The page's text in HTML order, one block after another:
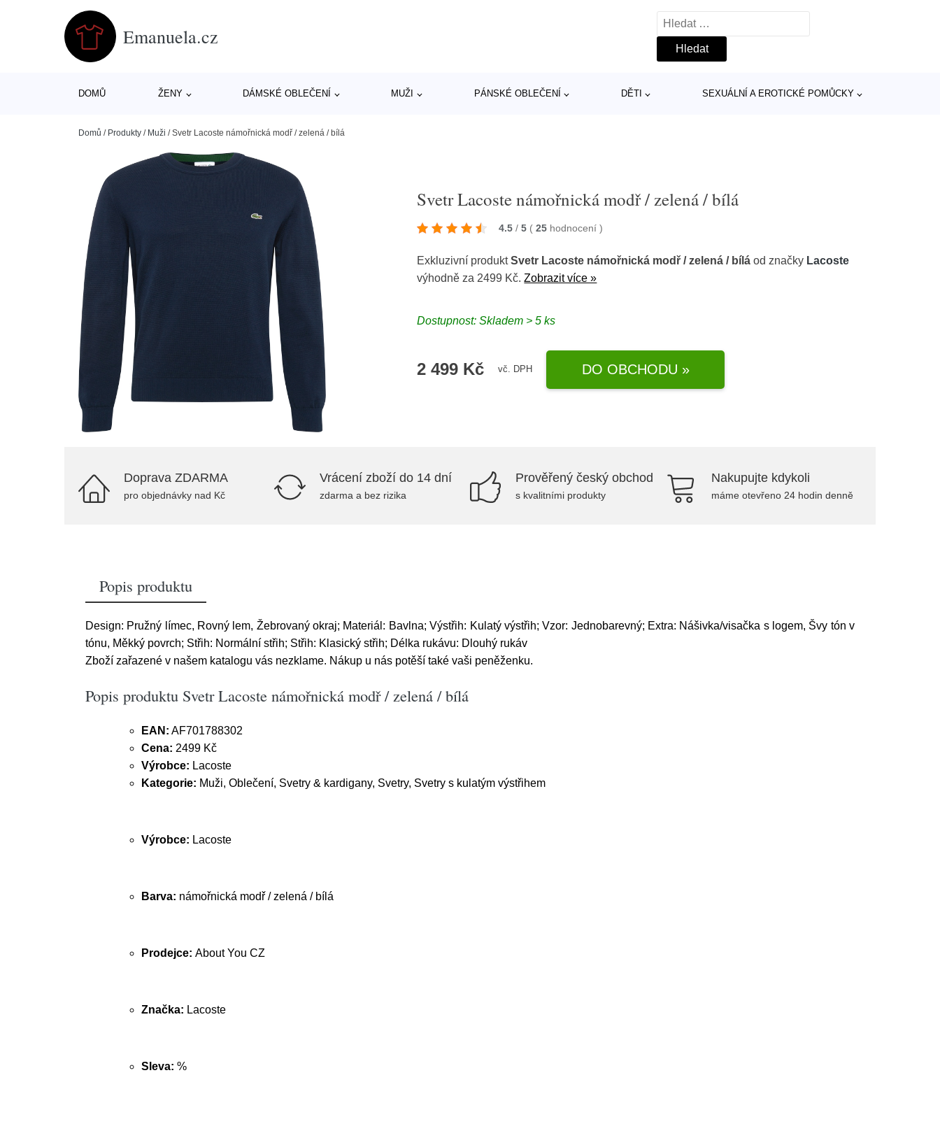
Emanuela.cz
Vyhledávání
DOMŮ ŽENY DÁMSKÉ OBLEČENÍ MUŽI PÁNSKÉ OBLEČENÍ DĚTI SEXUÁLNÍ A EROTICKÉ POMŮCKY
Domů / Produkty / Muži /Svetr Lacoste námořnická modř / zelená / bílá
Svetr Lacoste námořnická modř / zelená / bílá
4.5 / 5 ( 25 hodnocení)
Exkluzivní produktSvetr Lacoste námořnická modř / zelená / bílá od značky Lacoste
výhodně za 2499 Kč.Zobrazit více »
Dostupnost: Skladem > 5 ks
2 499 Kč vč. DPH DO OBCHODU »
Doprava ZDARMA
pro objednávky nad Kč
Vrácení zboží do 14 dní
zdarma a bez rizika
Prověřený český obchod
s kvalitními produkty
Nakupujte kdykoli
máme otevřeno 24 hodin denně
Popis produktu
Design: Pružný límec, Rovný lem, Žebrovaný okraj; Materiál: Bavlna; Výstřih: Kulatý výstřih; Vzor: Jednobarevný; Extra: Nášivka/visačka s logem, Švy tón v
tónu, Měkký povrch; Střih: Normální střih; Střih: Klasický střih; Délka rukávu: Dlouhý rukáv
Zboží zařazené v našem katalogu vás nezklame. Nákup u nás potěší také vaši peněženku.
Popis produktu Svetr Lacoste námořnická modř / zelená / bílá
EAN: AF701788302
Cena: 2499 Kč
Výrobce: Lacoste
Kategorie: Muži, Oblečení, Svetry & kardigany, Svetry, Svetry s kulatým výstřihem
Výrobce: Lacoste
Barva: námořnická modř / zelená / bílá
Prodejce: About You CZ
Značka: Lacoste
Sleva: %